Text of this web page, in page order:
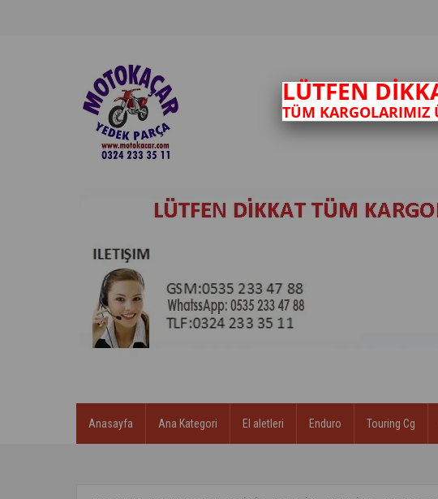
Anasayfa Ana Kategori El aletleri Enduro Touring Cg
LÜTFEN
TÜM KARGOLARIMIZ